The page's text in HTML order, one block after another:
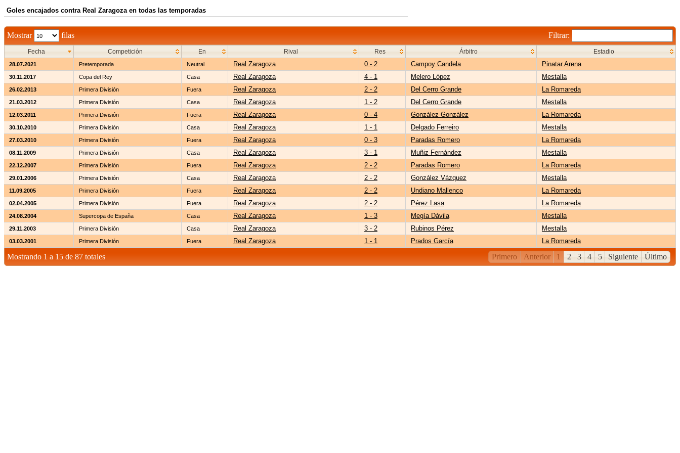
Goles encajados contra Real Zaragoza en todas las temporadas
Mostrar filas Filtrar:
Fecha Competición En Rival Res Árbitro Estadio
28.07.2021 Pretemporada Neutral Real Zaragoza 0 - 2 Campoy Candela Pinatar Arena
30.11.2017 Copa del Rey Casa Real Zaragoza 4 - 1 Melero López Mestalla
26.02.2013 Primera División Fuera Real Zaragoza 2 - 2 Del Cerro Grande La Romareda
21.03.2012 Primera División Casa Real Zaragoza 1 - 2 Del Cerro Grande Mestalla
12.03.2011 Primera División Fuera Real Zaragoza 0 - 4 González González La Romareda
30.10.2010 Primera División Casa Real Zaragoza 1 - 1 Delgado Ferreiro Mestalla
27.03.2010 Primera División Fuera Real Zaragoza 0 - 3 Paradas Romero La Romareda
08.11.2009 Primera División Casa Real Zaragoza 3 - 1 Muñiz Fernández Mestalla
22.12.2007 Primera División Fuera Real Zaragoza 2 - 2 Paradas Romero La Romareda
29.01.2006 Primera División Casa Real Zaragoza 2 - 2 González Vázquez Mestalla
11.09.2005 Primera División Fuera Real Zaragoza 2 - 2 Undiano Mallenco La Romareda
02.04.2005 Primera División Fuera Real Zaragoza 2 - 2 Pérez Lasa La Romareda
24.08.2004 Supercopa de España Casa Real Zaragoza 1 - 3 Megía Dávila Mestalla
29.11.2003 Primera División Casa Real Zaragoza 3 - 2 Rubinos Pérez Mestalla
03.03.2001 Primera División Fuera Real Zaragoza 1 - 1 Prados García La Romareda
Mostrando 1 a 15 de 87 totales Primero Anterior 1 2 3 4 5 Siguiente Último